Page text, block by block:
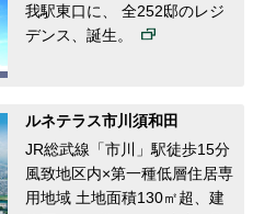
我駅東口に、 全252邸のレジ
デンス、誕生。
ルネテラス市川須和田
JR総武線「市川」駅徒歩15分
風致地区内×第一種低層住居専
用地域 土地面積130㎡超、建